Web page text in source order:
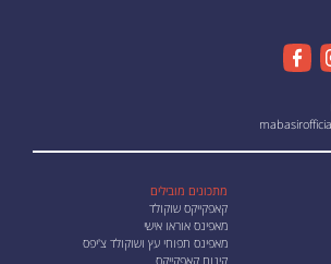
מתכונים מובילים
קאפקייקס שוקולד
מאפינס אוראו אישי
מאפינס תפוחי עץ ושוקולד צ'יפס
קינוח קאפקייקס